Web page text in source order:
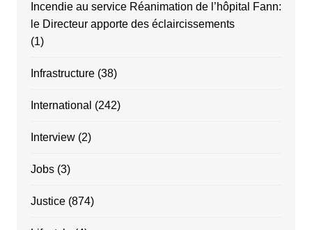
Incendie au service Réanimation de l’hôpital Fann:
le Directeur apporte des éclaircissements
(1)
Infrastructure(38)
International (242)
Interview(2)
Jobs(3)
Justice(874)